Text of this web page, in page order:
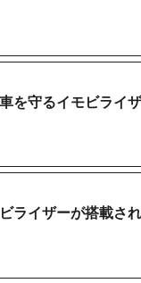
を守るイモビライ
ライザーが搭載さ